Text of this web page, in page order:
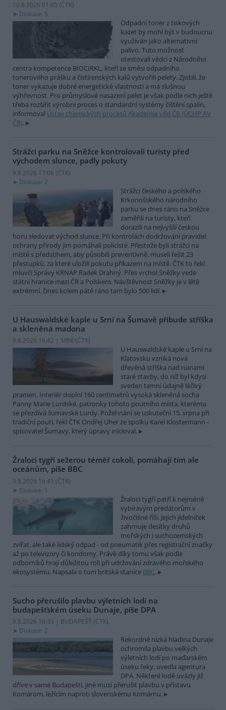
10.8.2026 01:05 (ČTK)
Diskuse: 5
Odpadní toner z tiskových
kazet by mohl být v budoucnu
využíván jako alternativní
palivo. Tuto možnost
otestovali vědci z Národního
centra kompetence BIOCIRKL, kteří ze směsi odpadního
tonerového prášku a čistírenských kalů vytvořili pelety. Zjistili, že
toner vykazuje dobré energetické vlastnosti a má slušnou
výhřevnost. Pro průmyslové nasazení pelet je však podle nich ještě
třeba rozšířit výrobní proces o standardní systémy čištění spalin,
informoval Ústav chemických procesů Akademie věd ČR (ÚCHP AV
ČR).
Strážci parku na Sněžce kontrolovali turisty před
východem slunce, padly pokuty
9.8.2026 17:06 (ČTK)
Diskuse: 2
Strážci českého a polského
Krkonošského národního
parku se dnes ráno na Sněžce
zaměřili na turisty, kteří
dorazili na nejvyšší českou
horu sledovat východ slunce. Při kontrolách dodržování pravidel
ochrany přírody jim pomáhali policisté. Přestože byli strážci na
místě s předstihem, aby působili preventivně, museli řešit 23
přestupků, za které uložili pokutu příkazem na místě. ČTK to řekl
mluvčí Správy KRNAP Radek Drahný. Přes vrchol Sněžky vede
státní hranice mezi ČR a Polskem. Návštěvnost Sněžky je v létě
extrémní. Dnes kolem páté ráno tam bylo 500 lidí.
U Hauswaldské kaple u Srní na Šumavě přibude stříška
a skleněná madona
9.8.2026 16:42 | SRNÍ (ČTK)
U Hauswaldské kaple u Srní na
Klatovsku vzniká nová
dřevěná stříška nad ruinami
staré stavby, do níž byl kdysi
sveden tamní údajně léčivý
pramen. Interiér doplní 160 centimetrů vysoká skleněná socha
Panny Marie Lurdské, patronky tohoto poutního místa, kterému
se přezdívá šumavské Lurdy. Požehnání se uskuteční 15. srpna při
tradiční pouti, řekl ČTK Ondřej Uher ze spolku Karel Klostermann -
spisovatel Šumavy, který úpravy inicioval.
Žraloci tygří sežerou téměř cokoli, pomáhají tím ale
oceánům, píše BBC
9.8.2026 16:41 (ČTK)
Diskuse: 1
Žraloci tygří patří k nejméně
vybíravým predátorům v
živočišné říši. Jejich jídelníček
zahrnuje desítky druhů
mořských i suchozemských
zvířat, ale také lidský odpad - od pneumatik přes registrační značky
až po televizory či kondomy. Právě díky tomu však podle
odborníků hrají důležitou roli při udržování zdravého mořského
ekosystému. Napsala o tom britská stanice BBC.
Sucho přerušilo plavbu výletních lodí na
budapešťském úseku Dunaje, píše DPA
9.8.2026 16:33 | BUDAPEŠŤ (ČTK)
Diskuse: 2
Rekordně nízká hladina Dunaje
ochromila plavbu velkých
výletních lodí po maďarském
úseku řeky, uvedla agentura
DPA. Některé lodě uvázly již
dříve v samé Budapešti, jiné musí přerušit plavbu v přístavu
Komárom, ležícím naproti slovenskému Komárnu.